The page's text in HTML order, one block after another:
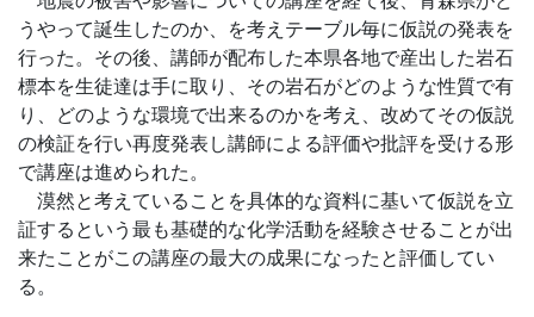
うやって誕生したのか、を考えテーブル毎に仮説の発表を
行った。その後、講師が配布した本県各地で産出した岩石
標本を生徒達は手に取り、その岩石がどのような性質で有
り、どのような環境で出来るのかを考え、改めてその仮説
の検証を行い再度発表し講師による評価や批評を受ける形
で講座は進められた。
漠然と考えていることを具体的な資料に基いて仮説を立
証するという最も基礎的な化学活動を経験させることが出
来たことがこの講座の最大の成果になったと評価してい
る。